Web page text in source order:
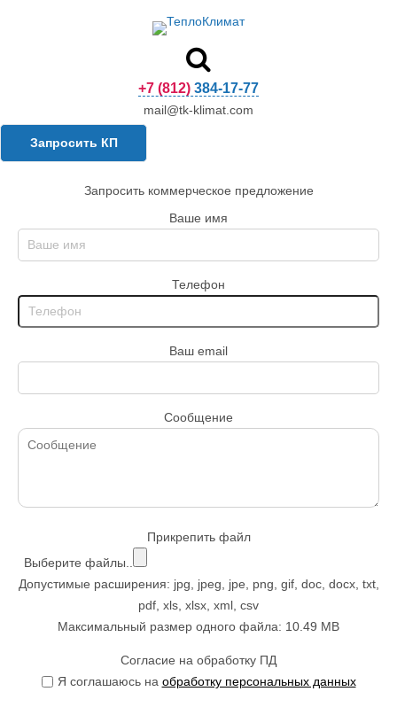
+7 (812) 384-17-77
mail@tk-klimat.com
Запросить КП
Запросить коммерческое предложение
Ваше имя
Телефон
Ваш email
Сообщение
Прикрепить файл
Выберите файлы..
Допустимые расширения: jpg, jpeg, jpe, png, gif, doc, docx, txt,
pdf, xls, xlsx, xml, csv
Максимальный размер одного файла: 10.49 MB
Согласие на обработку ПД
Я соглашаюсь на обработку персональных данных